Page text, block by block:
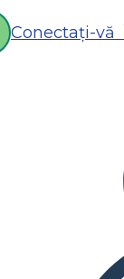
Conectați-vă